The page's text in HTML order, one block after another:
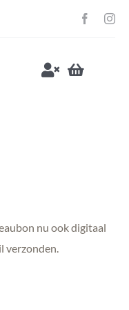
nu ook digitaal
verzonden.